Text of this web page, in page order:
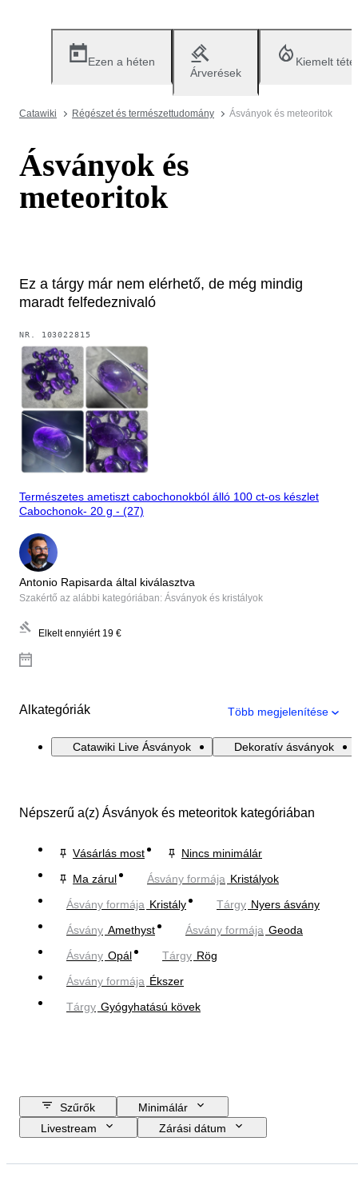
Ezen a héten
Árverések
Kiemelt
Catawiki Régészet és természettudomány Ásványok és meteoritok
Ásványok és
meteoritok
Ez a tárgy már nem elérhető, de még mindig
maradt felfedeznivaló
NR. 103022815
Természetes ametiszt cabochonokból álló 100 ct-os készlet
Cabochonok- 20 g - (27)
Antonio Rapisarda által kiválasztva
Szakértő az alábbi kategóriában: Ásványok és kristályok
Elkelt ennyiért 19 €
Alkategóriák Több megjelenítése
Catawiki Live Ásványok Dekoratív ásványok
Népszerű a(z) Ásványok és meteoritok kategóriában
Vásárlás most
Nincs minimálár
Ma zárul
Ásvány formája Kristályok
Ásvány formája Kristály Tárgy Nyers ásvány
Ásvány Amethyst Ásvány formája Geoda
Ásvány Opál Tárgy Rög
Ásvány formája Ékszer
Tárgy Gyógyhatású kövek
Szűrők
Minimálár
Livestream
Zárási dátum